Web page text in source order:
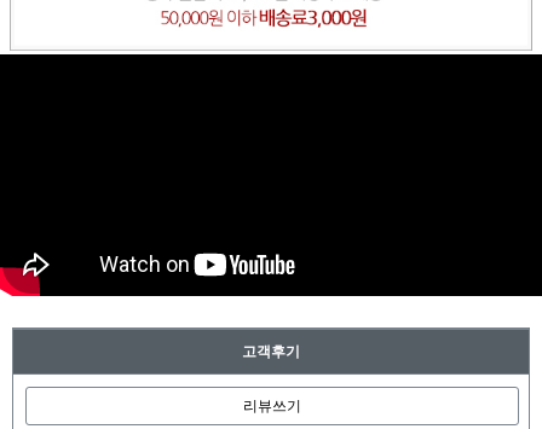
고객후기
리뷰쓰기